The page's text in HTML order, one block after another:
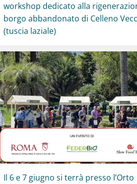
workshop dedicato alla
borgo abbandonato di Celleno
(tuscia laziale)
Titolo card:
Il 6 e 7 giugno si terrà presso l’Orto